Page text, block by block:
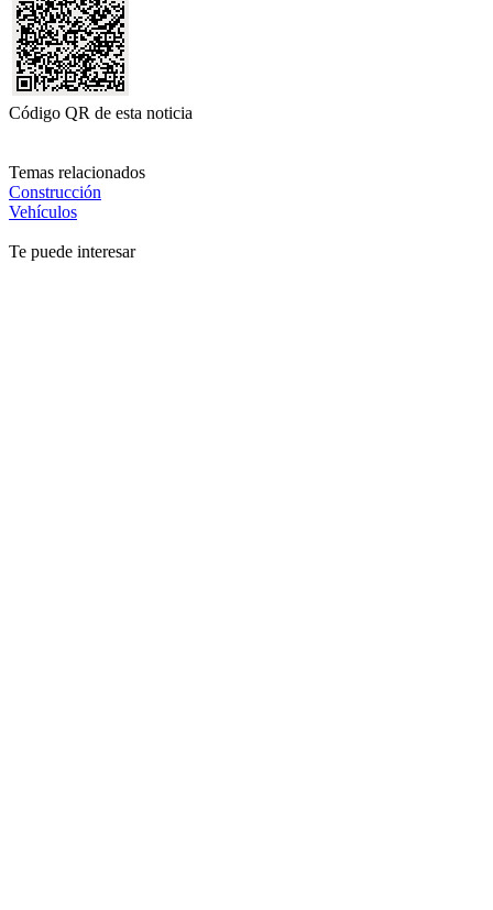
Código QR de esta noticia
Temas relacionados
Construcción
Vehículos
Te puede interesar